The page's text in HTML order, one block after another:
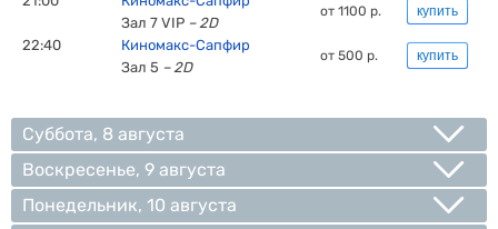
Зал 7 VIP – 2D
от 1100 р. купить
22:40
Киномакс-Сапфир
Зал 5 – 2D
от 500 р. купить
Суббота, 8 августа
Воскресенье, 9 августа
Понедельник, 10 августа